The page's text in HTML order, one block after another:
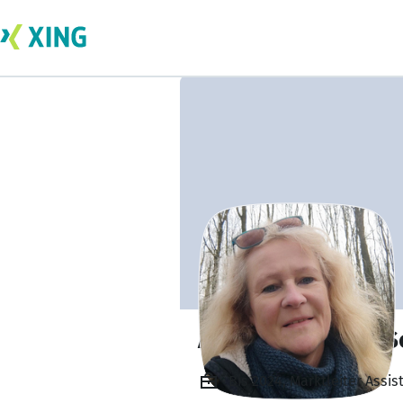
Anke Bolzmann-
Bis 2024, Marktleiter